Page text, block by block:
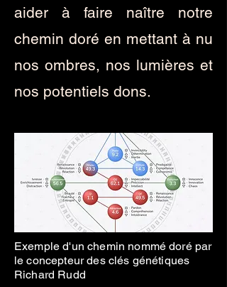
aider à faire naître notre
chemin doré en mettant à nu
nos ombres, nos lumières et
nos potentiels dons.
Exemple d'un chemin nommé doré par
le concepteur des clés génétiques
Richard Rudd